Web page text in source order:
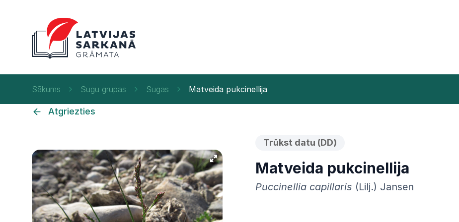
Sākums Sugu grupas Sugas Matveida pukcinellija
Atgriezties
Trūkst datu (DD)
Matveida pukcinellija
Puccinellia capillaris (Lilj.) Jansen